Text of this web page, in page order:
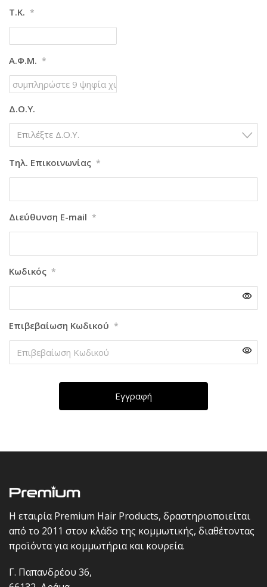
Τ.Κ. *
Α.Φ.Μ. *
Δ.Ο.Υ.
Επιλέξτε Δ.Ο.Υ.
Τηλ. Επικοινωνίας *
Διεύθυνση E-mail *
Κωδικός *
Επιβεβαίωση Κωδικού *
Η εταιρία Premium Hair Products, δραστηριοποιείται
από το 2011 στον κλάδο της κομμωτικής, διαθέτοντας
προϊόντα για κομμωτήρια και κουρεία.
Γ. Παπανδρέου 36,